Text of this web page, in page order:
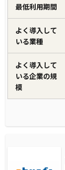
最低利用期間
よく導入して
いる業種
よく導入して
いる企業の規
模